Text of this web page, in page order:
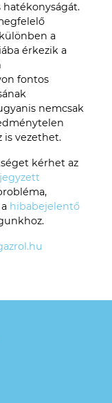
hatékonyságát.
a
érkezik a
fontos
nemcsak
is vezethet.
kérhet az
hibabejelentő